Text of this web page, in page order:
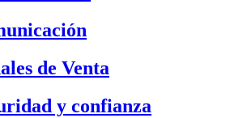
de Venta
y confianza